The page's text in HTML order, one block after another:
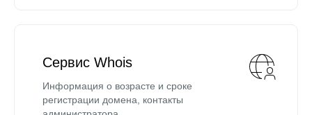
Сервис Whois
Информация о возрасте и сроке
регистрации домена, контакты